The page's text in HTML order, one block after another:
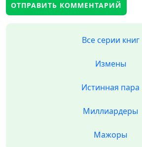
Все серии книг
Измены
Истинная пара
Миллиардеры
Мажоры